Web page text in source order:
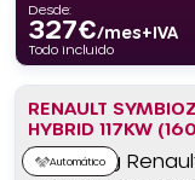
Desde:
327€/mes+IVA
Todo incluido
RENAULT
HYBRID 117KW
Automático